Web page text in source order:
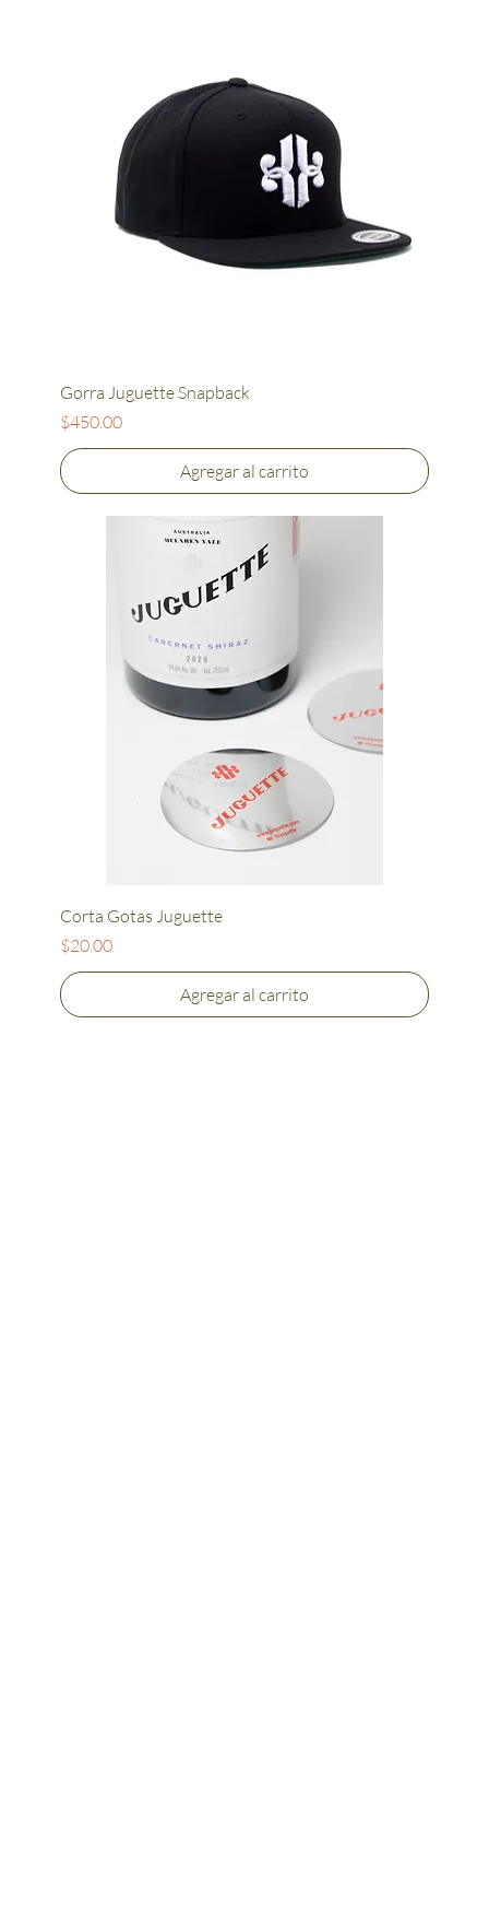
Gorra Juguette Snapback
Precio
$450.00
Agregar al carrito
Corta Gotas Juguette
Precio
$20.00
Agregar al carrito